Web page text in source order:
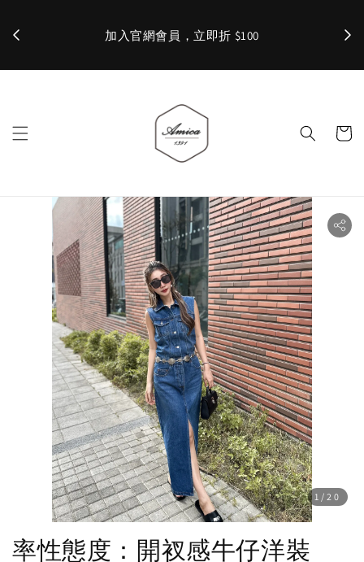
加入官網會員，立即折 $100 ✨
1 /20
率性態度：開衩感牛仔洋裝